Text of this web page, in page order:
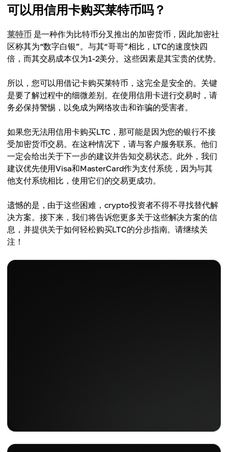
可以用信用卡购买莱特币吗？
莱特币是一种作为比特币分叉推出的加密货币，因此加密社
区称其为“数字白银”。与其“哥哥”相比，LTC的速度快四
倍，而其交易成本仅为1-2美分。这些因素是其宝贵的优势。
所以，您可以用借记卡购买莱特币，这完全是安全的。关键
是要了解过程中的细微差别。在使用信用卡进行交易时，请
务必保持警惕，以免成为网络攻击和诈骗的受害者。
如果您无法用信用卡购买LTC，那可能是因为您的银行不接
受加密货币交易。在这种情况下，请与客户服务联系。他们
一定会给出关于下一步的建议并告知交易状态。此外，我们
建议优先使用Visa和MasterCard作为支付系统，因为与其
他支付系统相比，使用它们的交易更成功。
遗憾的是，由于这些困难，crypto投资者不得不寻找替代解
决方案。接下来，我们将告诉您更多关于这些解决方案的信
息，并提供关于如何轻松购买LTC的分步指南。请继续关
注！